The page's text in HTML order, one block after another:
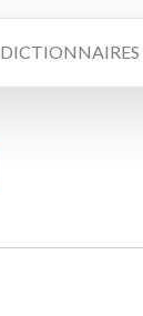
DICTIONNAIRES